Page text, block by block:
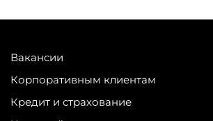
Вакансии
Корпоративным клиентам
Кредит и страхование